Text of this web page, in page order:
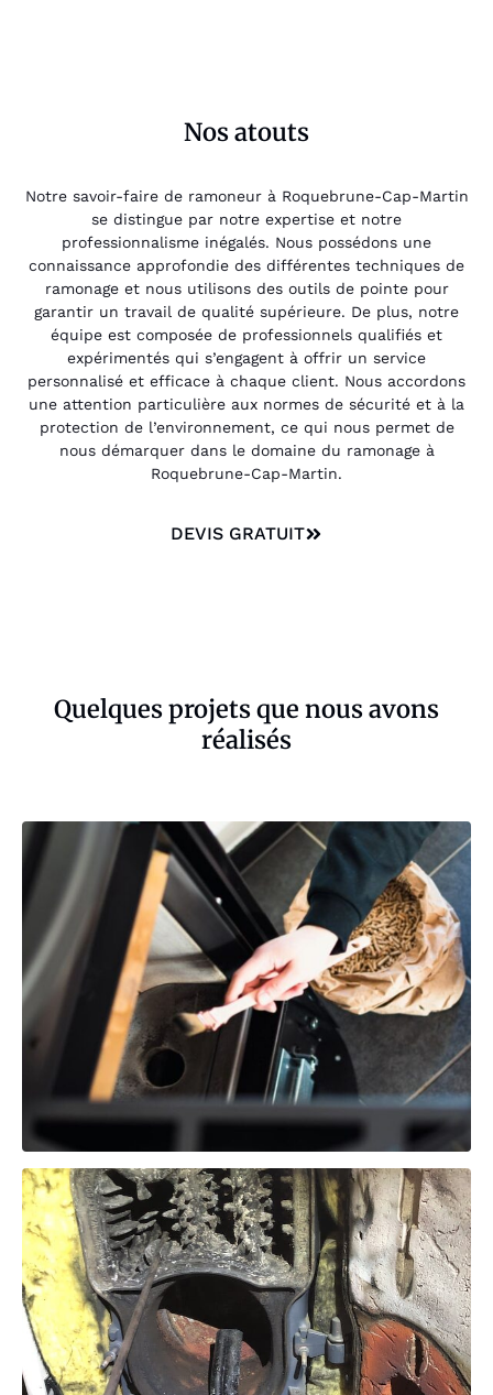
Nos atouts
Notre savoir-faire de ramoneur à Roquebrune-Cap-Martin
se distingue par notre expertise et notre
professionnalisme inégalés. Nous possédons une
connaissance approfondie des différentes techniques de
ramonage et nous utilisons des outils de pointe pour
garantir un travail de qualité supérieure. De plus, notre
équipe est composée de professionnels qualifiés et
expérimentés qui s’engagent à offrir un service
personnalisé et efficace à chaque client. Nous accordons
une attention particulière aux normes de sécurité et à la
protection de l’environnement, ce qui nous permet de
nous démarquer dans le domaine du ramonage à
Roquebrune-Cap-Martin.
DEVIS GRATUIT
Quelques projets que nous avons
réalisés